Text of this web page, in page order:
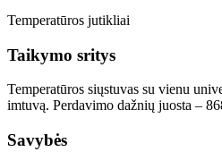
Temperatūros jutikliai
Taikymo sritys
Temperatūros siųstuvas su vienu
imtuvą. Perdavimo dažnių juosta –
Savybės